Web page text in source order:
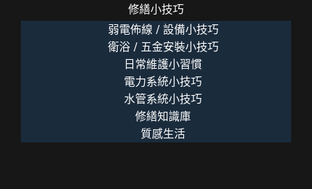
修繕小技巧
弱電佈線 / 設備小技巧
衛浴 / 五金安裝小技巧
日常維護小習慣
電力系統小技巧
水管系統小技巧
修繕知識庫
質感生活